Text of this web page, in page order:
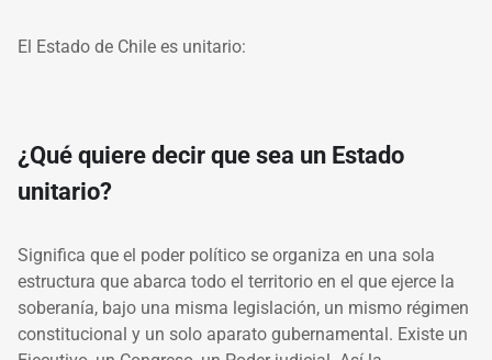
El Estado de Chile es unitario:
¿Qué quiere decir que sea un Estado
unitario?
Significa que el poder político se organiza en una sola
estructura que abarca todo el territorio en el que ejerce la
soberanía, bajo una misma legislación, un mismo régimen
constitucional y un solo aparato gubernamental. Existe un